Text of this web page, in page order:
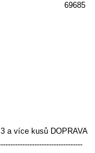
69685
a více kusů DOPRAVA